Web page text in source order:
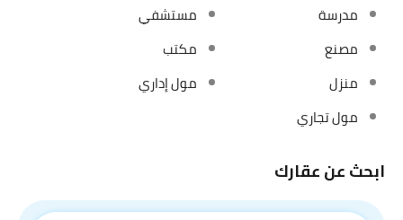
مدرسة
مستشفي
مصنع
مكتب
منزل
مول إداري
مول تجاري
ابحث عن عقارك